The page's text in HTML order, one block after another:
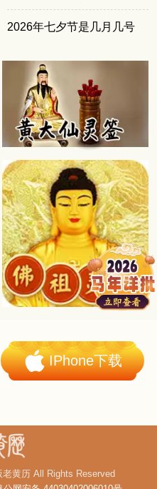
2026年七夕节是几月几号
IPhone下载
黄历 All Rights Reserved